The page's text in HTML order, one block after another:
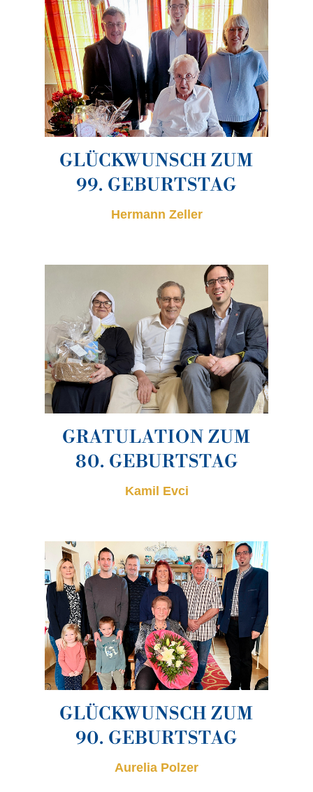
GLÜCKWUNSCH ZUM
99. GEBURTSTAG
Hermann Zeller
GRATULATION ZUM
80. GEBURTSTAG
Kamil Evci
GLÜCKWUNSCH ZUM
90. GEBURTSTAG
Aurelia Polzer